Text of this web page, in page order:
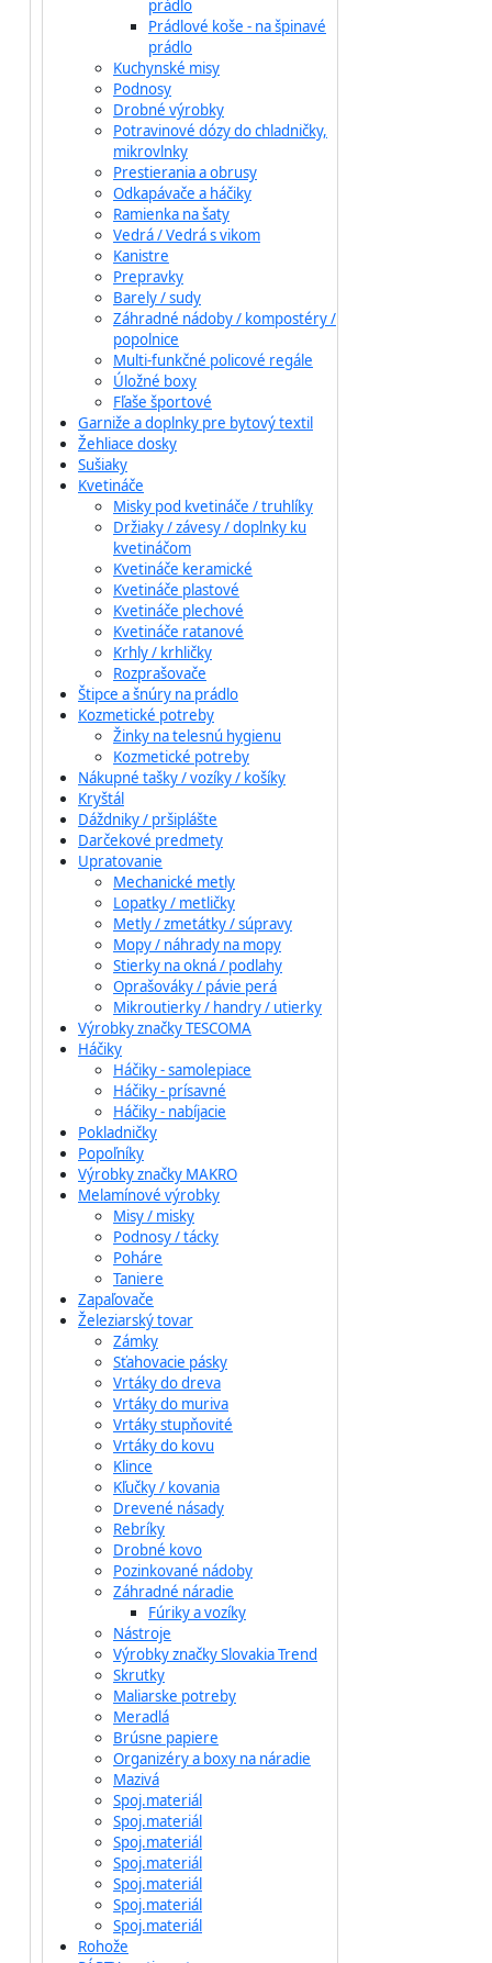
prádlo
Prádlové koše - na špinavé
prádlo
Kuchynské misy
Podnosy
Drobné výrobky
Potravinové dózy do chladničky,
mikrovlnky
Prestierania a obrusy
Odkapávače a háčiky
Ramienka na šaty
Vedrá / Vedrá s vikom
Kanistre
Prepravky
Barely / sudy
Záhradné nádoby / kompostéry /
popolnice
Multi-funkčné policové regále
Úložné boxy
Fľaše športové
Garniže a doplnky pre bytový textil
Žehliace dosky
Sušiaky
Kvetináče
Misky pod kvetináče / truhlíky
Držiaky / závesy / doplnky ku
kvetináčom
Kvetináče keramické
Kvetináče plastové
Kvetináče plechové
Kvetináče ratanové
Krhly / krhličky
Rozprašovače
Štipce a šnúry na prádlo
Kozmetické potreby
Žinky na telesnú hygienu
Kozmetické potreby
Nákupné tašky / vozíky / košíky
Kryštál
Dáždniky / pršiplášte
Darčekové predmety
Upratovanie
Mechanické metly
Lopatky / metličky
Metly / zmetátky / súpravy
Mopy / náhrady na mopy
Stierky na okná / podlahy
Oprašováky / pávie perá
Mikroutierky / handry / utierky
Výrobky značky TESCOMA
Háčiky
Háčiky - samolepiace
Háčiky - prísavné
Háčiky - nabíjacie
Pokladničky
Popoľníky
Výrobky značky MAKRO
Melamínové výrobky
Misy / misky
Podnosy / tácky
Poháre
Taniere
Zapaľovače
Železiarský tovar
Zámky
Sťahovacie pásky
Vrtáky do dreva
Vrtáky do muriva
Vrtáky stupňovité
Vrtáky do kovu
Klince
Kľučky / kovania
Drevené násady
Rebríky
Drobné kovo
Pozinkované nádoby
Záhradné náradie
Fúriky a vozíky
Nástroje
Výrobky značky Slovakia Trend
Skrutky
Maliarske potreby
Meradlá
Brúsne papiere
Organizéry a boxy na náradie
Mazivá
Spoj.materiál
Spoj.materiál
Spoj.materiál
Spoj.materiál
Spoj.materiál
Spoj.materiál
Spoj.materiál
Rohože